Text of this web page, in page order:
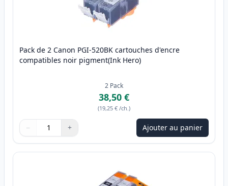
Pack de 2 Canon PGI-520BK cartouches d'encre
compatibles noir pigment(Ink Hero)
2 Pack
38,50 €
(19,25 € /ch.)
Quantité
Utilisez les boutons pour ajuster
− +
Quantité Ajouter au panier